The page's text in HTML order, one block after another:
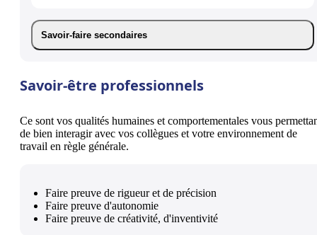
Savoir-faire secondaires
Savoir-être professionnels
Ce sont vos qualités humaines et comportementales vous
de bien interagir avec vos collègues et votre environnement de
travail en règle générale.
Faire preuve de rigueur et de précision
Faire preuve d'autonomie
Faire preuve de créativité, d'inventivité